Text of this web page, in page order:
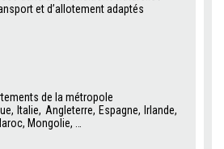
et d’allotement adaptés
de la métropole
Italie, Angleterre, Espagne, Irlande,
Mongolie, …